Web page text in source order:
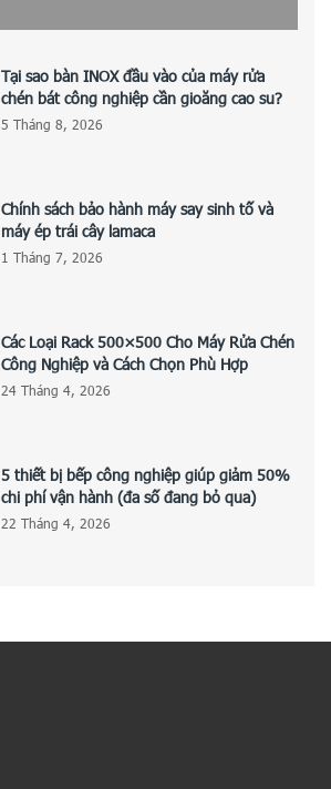
Tại sao bàn INOX đầu vào của máy rửa
chén bát công nghiệp cần gioăng cao su?
5 Tháng 8, 2026
Chính sách bảo hành máy say sinh tố và
máy ép trái cây lamaca
1 Tháng 7, 2026
Các Loại Rack 500×500 Cho Máy Rửa Chén
Công Nghiệp và Cách Chọn Phù Hợp
24 Tháng 4, 2026
5 thiết bị bếp công nghiệp giúp giảm 50%
chi phí vận hành (đa số đang bỏ qua)
22 Tháng 4, 2026